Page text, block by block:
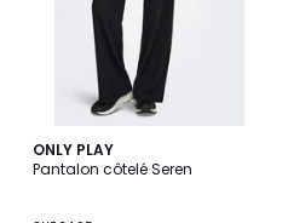
ONLY PLAY
Pantalon côtelé Seren
4,4
/ 5